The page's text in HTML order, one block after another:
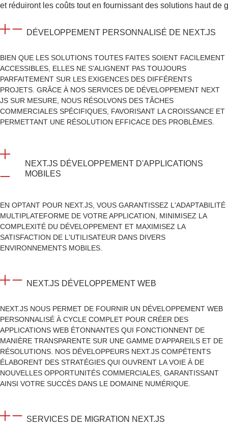
et réduiront les coûts tout en fournissant des solutions haut de
DÉVELOPPEMENT PERSONNALISÉ DE NEXT.JS
BIEN QUE LES SOLUTIONS TOUTES FAITES SOIENT FACILEMENT
ACCESSIBLES, ELLES NE S'ALIGNENT PAS TOUJOURS
PARFAITEMENT SUR LES EXIGENCES DES DIFFÉRENTS
PROJETS. GRÂCE À NOS SERVICES DE DÉVELOPPEMENT NEXT
JS SUR MESURE, NOUS RÉSOLVONS DES TÂCHES
COMMERCIALES SPÉCIFIQUES, FAVORISANT LA CROISSANCE ET
PERMETTANT UNE RÉSOLUTION EFFICACE DES PROBLÈMES.
NEXT.JS DÉVELOPPEMENT D'APPLICATIONS
MOBILES
EN OPTANT POUR NEXT.JS, VOUS GARANTISSEZ L'ADAPTABILITÉ
MULTIPLATEFORME DE VOTRE APPLICATION, MINIMISEZ LA
COMPLEXITÉ DU DÉVELOPPEMENT ET MAXIMISEZ LA
SATISFACTION DE L'UTILISATEUR DANS DIVERS
ENVIRONNEMENTS MOBILES.
NEXT.JS DÉVELOPPEMENT WEB
NEXT.JS NOUS PERMET DE FOURNIR UN DÉVELOPPEMENT WEB
PERSONNALISÉ À CYCLE COMPLET POUR CRÉER DES
APPLICATIONS WEB ÉTONNANTES QUI FONCTIONNENT DE
MANIÈRE TRANSPARENTE SUR UNE GAMME D'APPAREILS ET DE
RÉSOLUTIONS. NOS DÉVELOPPEURS NEXT.JS COMPÉTENTS
ÉLABORENT DES STRATÉGIES QUI OUVRENT LA VOIE À DE
NOUVELLES OPPORTUNITÉS COMMERCIALES, GARANTISSANT
AINSI VOTRE SUCCÈS DANS LE DOMAINE NUMÉRIQUE.
SERVICES DE MIGRATION NEXT.JS